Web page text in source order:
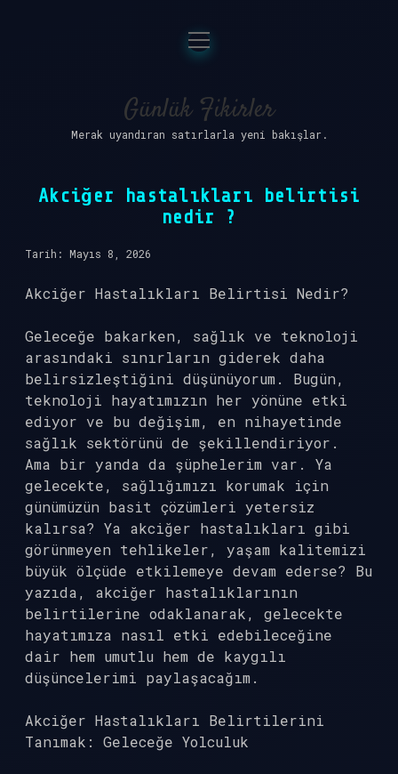
Anasayfa
Gizlilik Politikası
Yasal Uyarı
Hakkımızda
menüyü
aç
Günlük Fikirler
Merak uyandıran satırlarla yeni bakışlar.
Akciğer hastalıkları belirtisi
nedir ?
Tarih: Mayıs 8, 2026
Akciğer Hastalıkları Belirtisi Nedir?
Geleceğe bakarken, sağlık ve teknoloji
arasındaki sınırların giderek daha
belirsizleştiğini düşünüyorum. Bugün,
teknoloji hayatımızın her yönüne etki
ediyor ve bu değişim, en nihayetinde
sağlık sektörünü de şekillendiriyor.
Ama bir yanda da şüphelerim var. Ya
gelecekte, sağlığımızı korumak için
günümüzün basit çözümleri yetersiz
kalırsa? Ya akciğer hastalıkları gibi
görünmeyen tehlikeler, yaşam kalitemizi
büyük ölçüde etkilemeye devam ederse? Bu
yazıda, akciğer hastalıklarının
belirtilerine odaklanarak, gelecekte
hayatımıza nasıl etki edebileceğine
dair hem umutlu hem de kaygılı
düşüncelerimi paylaşacağım.
Akciğer Hastalıkları Belirtilerini
Tanımak: Geleceğe Yolculuk